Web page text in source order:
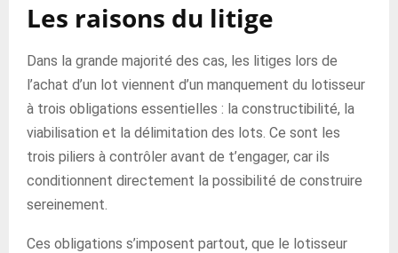
Les raisons du litige
Dans la grande majorité des cas, les litiges lors de
l’achat d’un lot viennent d’un manquement du lotisseur
à trois obligations essentielles : la constructibilité, la
viabilisation et la délimitation des lots. Ce sont les
trois piliers à contrôler avant de t’engager, car ils
conditionnent directement la possibilité de construire
sereinement.
Ces obligations s’imposent partout, que le lotisseur